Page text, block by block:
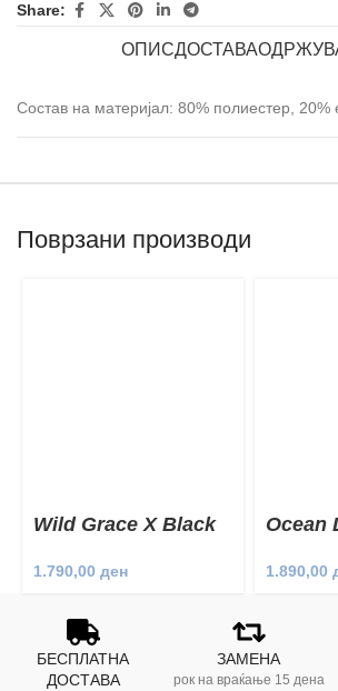
Share:
ОПИСДОСТАВА
Состав на материјал: 80% полиестер, 20%
Поврзани производи
Wild Grace X Black
1.790,00 ден
Ocean
1.890,00
БЕСПЛАТНА
ДОСТАВА
ЗАМЕНА
рок на враќање 15 дена